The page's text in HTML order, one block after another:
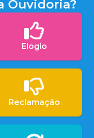
Ouvidoria?
Elogio
Reclamação